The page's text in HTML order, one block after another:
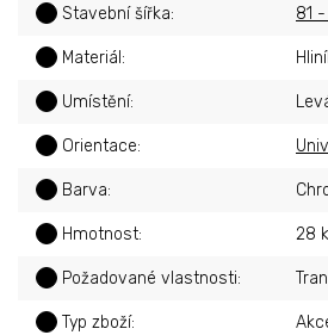
Stavební šířka: 81
Materiál :
Umístění:
Orientace:
Barva:
Hmotnost: 28
Požadované vlastnosti:
Typ zboží: